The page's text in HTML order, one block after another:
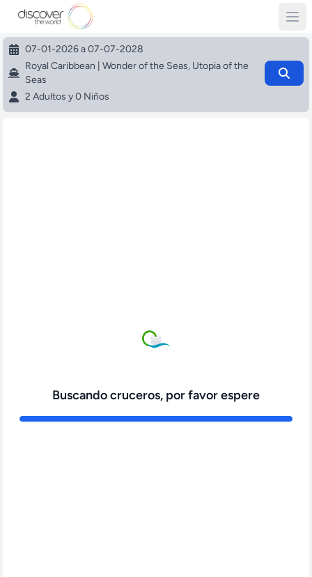
07-01-2026 a 07-07-2028
Royal Caribbean | Wonder of the Seas, Utopia of the
Seas
2 Adultos y 0 Niños
Buscando cruceros, por favor espere